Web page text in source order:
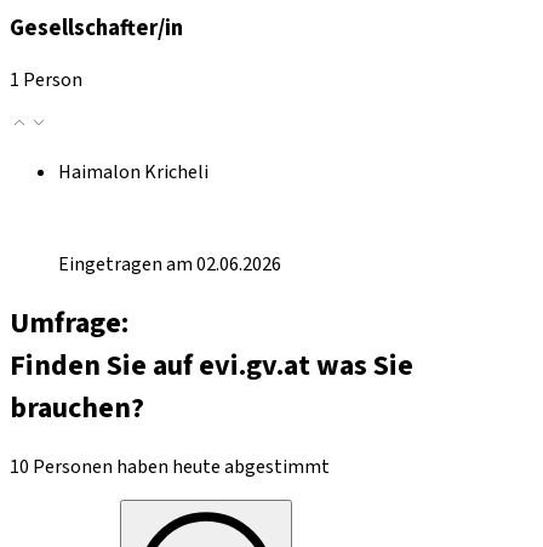
Gesellschafter/in
1 Person
Haimalon Kricheli
Eingetragen am 02.06.2026
Umfrage:
Finden Sie auf evi.gv.at was Sie
brauchen?
10 Personen haben heute abgestimmt